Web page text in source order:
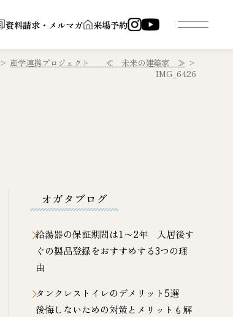
資料請求・メルマガ 来場予約
> 産学連携プロジェクト ≪ 未来の建築家 ≫ >
IMG_6426
オガタブログ
給湯器の保証期間は1〜2年 入居後す
ぐの製品登録をおすすめする3つの理
由
タンクレストイレのデメリット5選
後悔しないための対策とメリットも解